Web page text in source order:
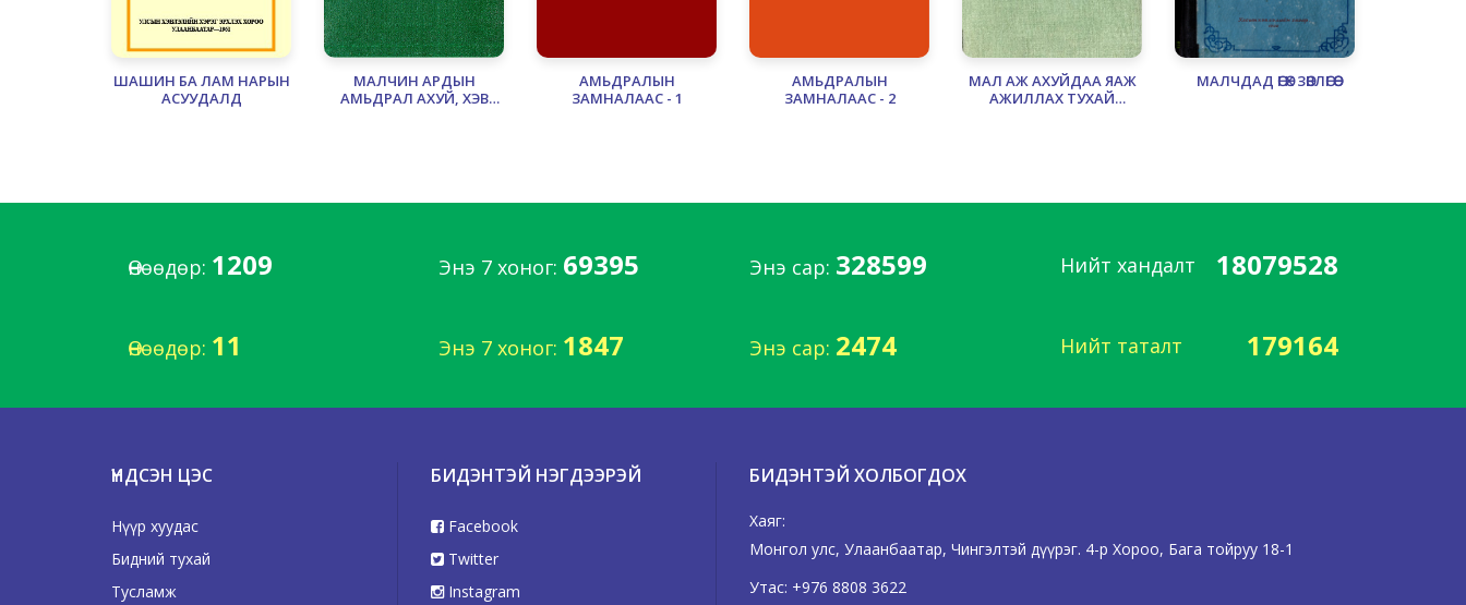
ШАШИН БА ЛАМ НАРЫН
АСУУДАЛД
МАЛЧИН АРДЫН
АМЬДРАЛ АХУЙ, ХЭВ
АМЬДРАЛЫН
ЗАМНАЛААС - 1
АМЬДРАЛЫН
ЗАМНАЛААС - 2
МАЛ АЖ АХУЙДАА ЯАЖ
АЖИЛЛАХ ТУХАЙ
МАЛЧДАД ӨГӨХ ЗӨВЛӨГӨӨ
Өнөөдөр: 1209 Энэ 7 хоног: 69395 Энэ сар: 328599 Нийт хандалт 18079528
Өнөөдөр: 11 Энэ 7 хоног: 1847 Энэ сар: 2474 Нийт таталт 179164
ҮНДСЭН ЦЭС
Нүүр хуудас
Бидний тухай
Тусламж
БИДЭНТЭЙ НЭГДЭЭРЭЙ
Facebook
Twitter
Instagram
БИДЭНТЭЙ ХОЛБОГДОХ
Хаяг:
Монгол улс, Улаанбаатар, Чингэлтэй дүүрэг. 4-р Хороо, Бага тойруу 18-1
Утас: +976 8808 3622